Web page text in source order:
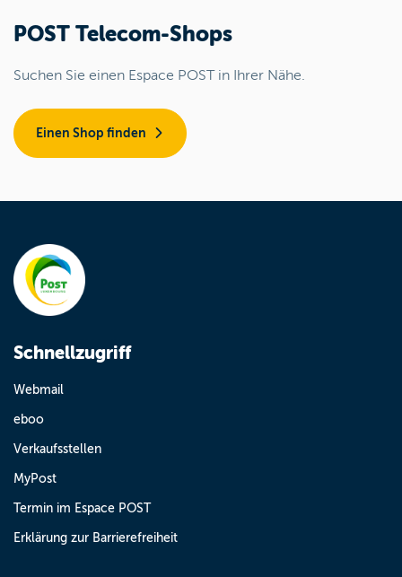
POST Telecom-Shops
Suchen Sie einen Espace POST in Ihrer Nähe.
Einen Shop finden
Schnellzugriff
Webmail
eboo
Verkaufsstellen
MyPost
Termin im Espace POST
Erklärung zur Barrierefreiheit